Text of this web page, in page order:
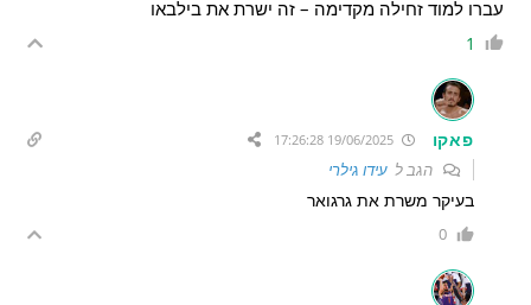
עברו למוד זחילה מקדימה – זה ישרת את בילבאו
1
פאקו 19/06/2025 17:26:28
הגב לעידו גילרי
בעיקר משרת את גרגואר
0